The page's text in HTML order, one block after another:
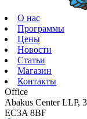
О нас
Программы
Цены
Новости
Статьи
Магазин
Контакты
Office
Abakus Center LLP,
EC3A 8BF